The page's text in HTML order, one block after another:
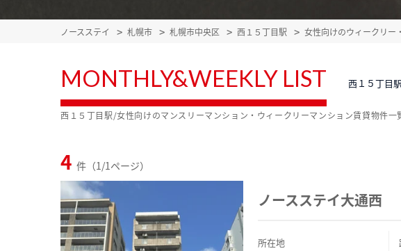
ノースステイ 札幌市 札幌市中央区 西１５丁目駅 女性向けのウィークリー
MONTHLY&WEEKLY LIST 西１５丁目
4 件（1/1ページ）
ノースステイ大通西
所在地
西１５丁目駅/女性向けのマンスリーマンション・ウィークリーマンション賃貸物件